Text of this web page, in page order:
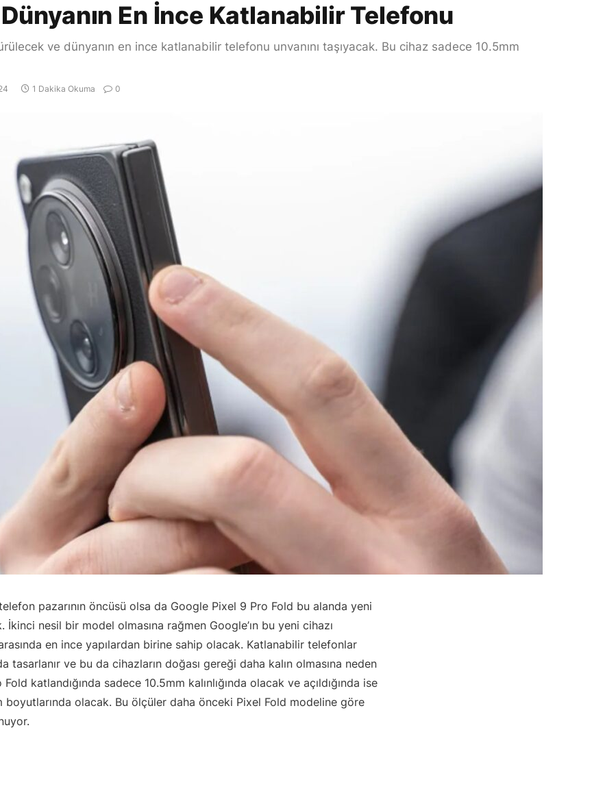
En İnce Katlanabilir Telefonu
ve dünyanın en ince katlanabilir telefonu unvanını taşıyacak. Bu cihaz sadece 10.5mm
1 Dakika Okuma 0
pazarının öncüsü olsa da Google Pixel 9 Pro Fold bu alanda yeni
nesil bir model olmasına rağmen Google’ın bu yeni cihazı
en ince yapılardan birine sahip olacak. Katlanabilir telefonlar
tasarlanır ve bu da cihazların doğası gereği daha kalın olmasına neden
katlandığında sadece 10.5mm kalınlığında olacak ve açıldığında ise
boyutlarında olacak. Bu ölçüler daha önceki Pixel Fold modeline göre